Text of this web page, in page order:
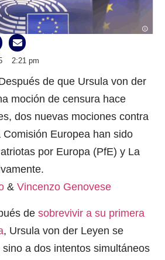
2:21 pm
de que Ursula von der
moción de censura hace
dos nuevas mociones contra
Comisión Europea han sido
por Europa (PfE) y La
& Vincenzo Genovese
de sobrevivir a su primera
, Ursula von der Leyen se
a dos intentos simultáneos